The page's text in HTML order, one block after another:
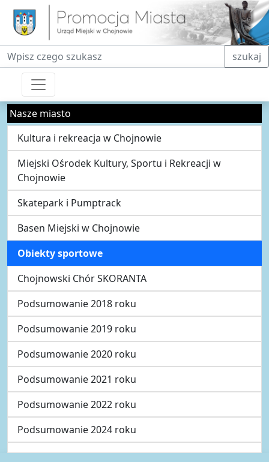
Fraza do wyszukiwania szukaj
Nasze miasto
Kultura i rekreacja w Chojnowie
Miejski Ośrodek Kultury, Sportu i Rekreacji w
Chojnowie
Skatepark i Pumptrack
Basen Miejski w Chojnowie
Obiekty sportowe
Chojnowski Chór SKORANTA
Podsumowanie 2018 roku
Podsumowanie 2019 roku
Podsumowanie 2020 roku
Podsumowanie 2021 roku
Podsumowanie 2022 roku
Podsumowanie 2024 roku